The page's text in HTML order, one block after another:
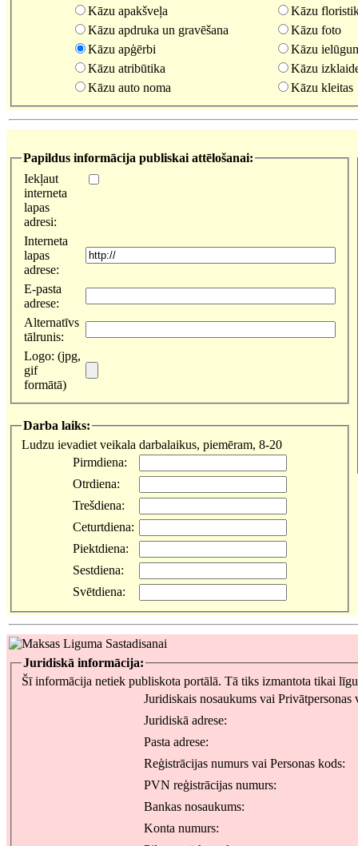
Kāzu apakšveļa
Kāzu
Kāzu apdruka un gravēšana
Kāzu foto
Kāzu apģērbi
Kāzu
Kāzu atribūtika
Kāzu
Kāzu auto noma
Kāzu kleitas
Papildus informācija publiskai attēlošanai:
Iekļaut
interneta
lapas
adresi:
Interneta
lapas
adrese:
E-pasta
adrese:
Alternatīvs
tālrunis:
Logo: (jpg,
gif
formātā)
Darba laiks:
Ludzu ievadiet veikala darbalaikus, piemēram, 8-20
Pirmdiena:
Otrdiena:
Trešdiena:
Ceturtdiena:
Piektdiena:
Sestdiena:
Svētdiena:
Juridiskā informācija:
Šī informācija netiek publiskota portālā. Tā tiks izmantota tikai
Juridiskais nosaukums vai Privātpersonas
Juridiskā adrese:
Pasta adrese:
Reģistrācijas numurs vai Personas kods:
PVN reģistrācijas numurs:
Bankas nosaukums:
Konta numurs: